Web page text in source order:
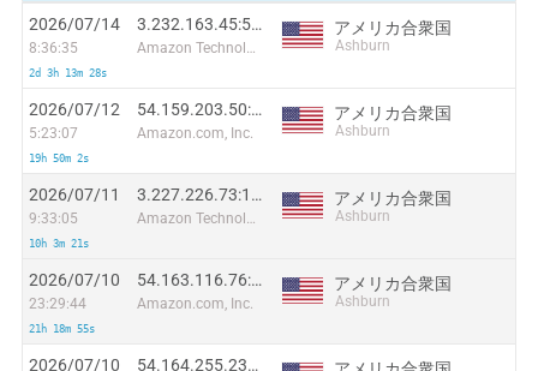
2026/07/14
8:36:35
2d 3h 13m 28s
3.232.163.45:57316
Amazon Technologies Inc.
アメリカ合衆国
Ashburn
2026/07/12
5:23:07
19h 50m 2s
54.159.203.50:32127
Amazon.com, Inc.
アメリカ合衆国
Ashburn
2026/07/11
9:33:05
10h 3m 21s
3.227.226.73:1515
Amazon Technologies Inc.
アメリカ合衆国
Ashburn
2026/07/10
23:29:44
21h 18m 55s
54.163.116.76:21094
Amazon.com, Inc.
アメリカ合衆国
Ashburn
2026/07/10 54.164.255.237:28659